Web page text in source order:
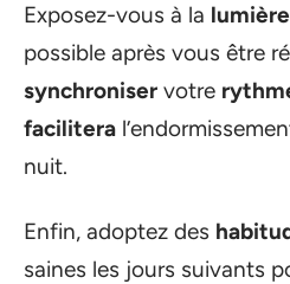
Exposez-vous à la
possible après vous être
synchroniser votre
facilitera
nuit.
Enfin, adoptez des
saines les jours suivants